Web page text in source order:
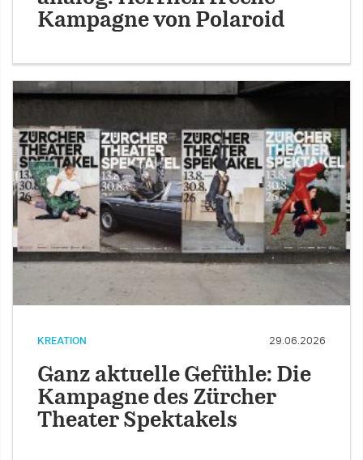
Kampagne von Polaroid
KREATION 29.06.2026
Ganz aktuelle Gefühle: Die
Kampagne des Zürcher
Theater Spektakels